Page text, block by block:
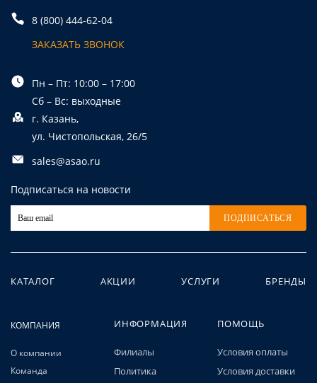
8 (800) 444-62-04
ЗАКАЗАТЬ ЗВОНОК
Пн – Пт: 10:00 – 17:00
Сб – Вс: выходные
г. Казань,
ул. Чистопольская, 26/5
sales@asao.ru
Подписаться на новости
ПОДПИСАТЬСЯ
КАТАЛОГ АКЦИИ УСЛУГИ БРЕНДЫ
КОМПАНИЯ
О компании
Команда
ИНФОРМАЦИЯ
Филиалы
Политика
ПОМОЩЬ
Условия оплаты
Условия доставки